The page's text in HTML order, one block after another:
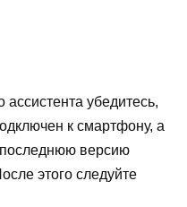
ассистента убедитесь,
к смартфону, а
последнюю версию
этого следуйте